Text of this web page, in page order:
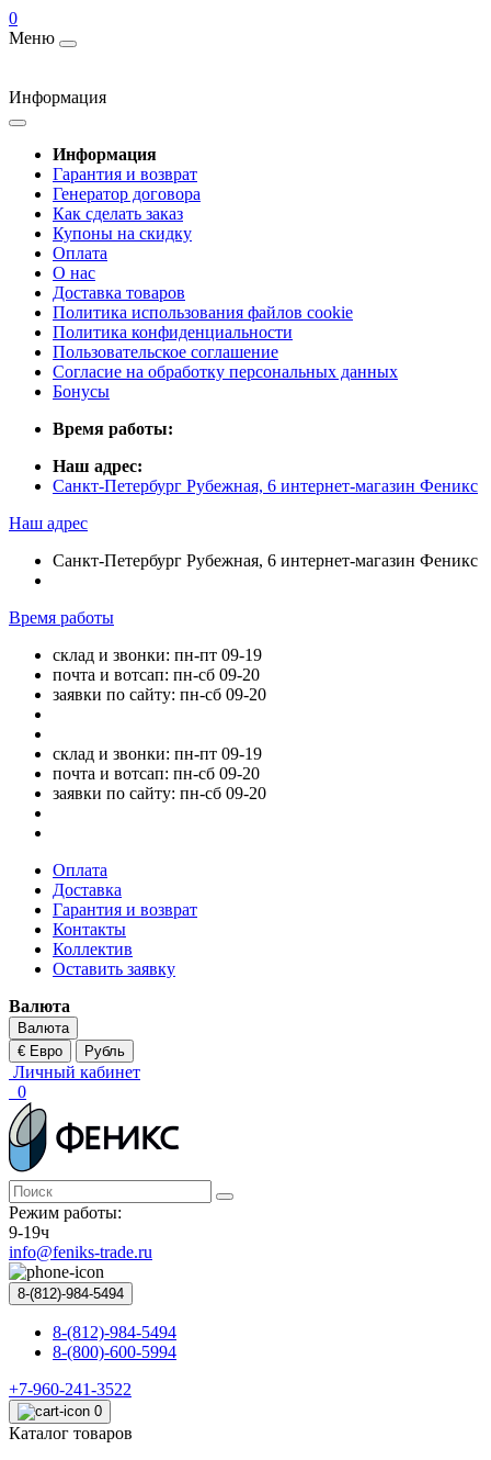
0
Меню
Информация
Информация
Гарантия и возврат
Генератор договора
Как сделать заказ
Купоны на скидку
Оплата
О нас
Доставка товаров
Политика использования файлов cookie
Политика конфиденциальности
Пользовательское соглашение
Согласие на обработку персональных данных
Бонусы
Время работы:
Наш адрес:
Санкт-Петербург Рубежная, 6 интернет-магазин Феникс
Наш адрес
Санкт-Петербург Рубежная, 6 интернет-магазин Феникс
Время работы
склад и звонки: пн-пт 09-19
почта и вотсап: пн-сб 09-20
заявки по сайту: пн-сб 09-20
склад и звонки: пн-пт 09-19
почта и вотсап: пн-сб 09-20
заявки по сайту: пн-сб 09-20
Оплата
Доставка
Гарантия и возврат
Контакты
Коллектив
Оставить заявку
Валюта
Валюта
€ Евро
Рубль
Личный кабинет
0
Режим работы:
9-19ч
info@feniks-trade.ru
8-(812)-984-5494
8-(812)-984-5494
8-(800)-600-5994
+7-960-241-3522
0
Каталог товаров